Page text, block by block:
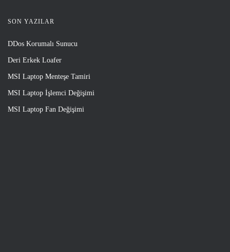
SON YAZILAR
DDos Korumalı Sunucu
Deri Erkek Loafer
MSI Laptop Menteşe Tamiri
MSI Laptop İşlemci Değişimi
MSI Laptop Fan Değişimi